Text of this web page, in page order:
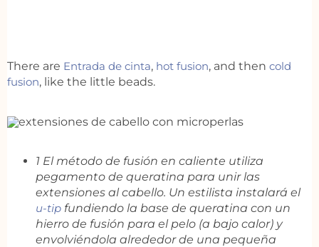
There are Entrada de cinta, hot fusion, and then cold
fusion, like the little beads.
1 El método de fusión en caliente utiliza
pegamento de queratina para unir las
extensiones al cabello. Un estilista instalará el
u-tipfundiendo la base de queratina con un
hierro de fusión para el pelo (a bajo calor) y
envolviéndola alrededor de una pequeña